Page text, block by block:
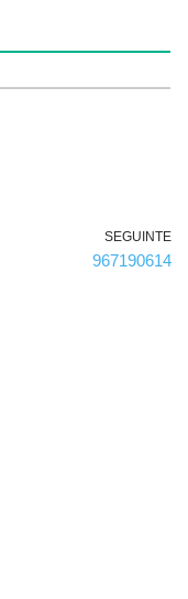
a
ó
SEGUINTE
967190614